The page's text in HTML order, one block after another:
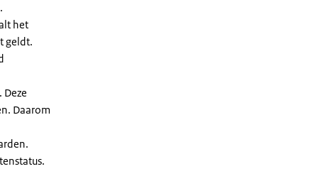
het
geldt.
Daarom